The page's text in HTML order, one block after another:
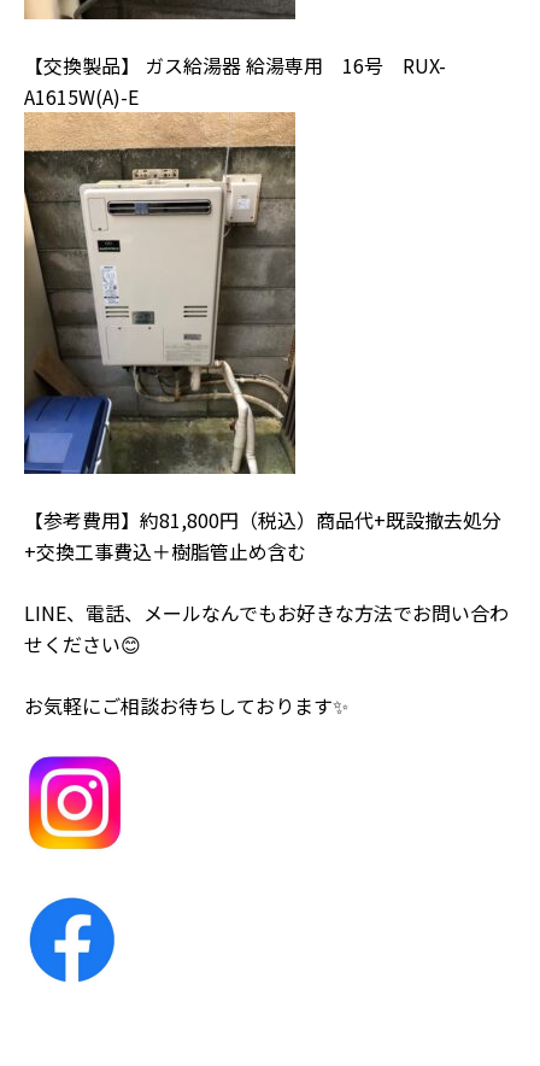
【交換製品】 ガス給湯器 給湯専用 16号 RUX-
A1615W(A)-E
【参考費用】約81,800円（税込）商品代+既設撤去処分
+交換工事費込＋樹脂管止め含む
LINE、電話、メールなんでもお好きな方法でお問い合わ
せください😊
お気軽にご相談お待ちしております✨